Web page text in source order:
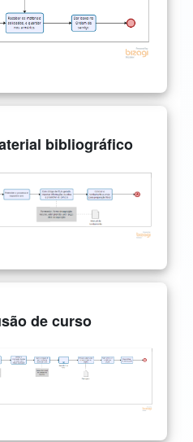
bibliográfico
de curso